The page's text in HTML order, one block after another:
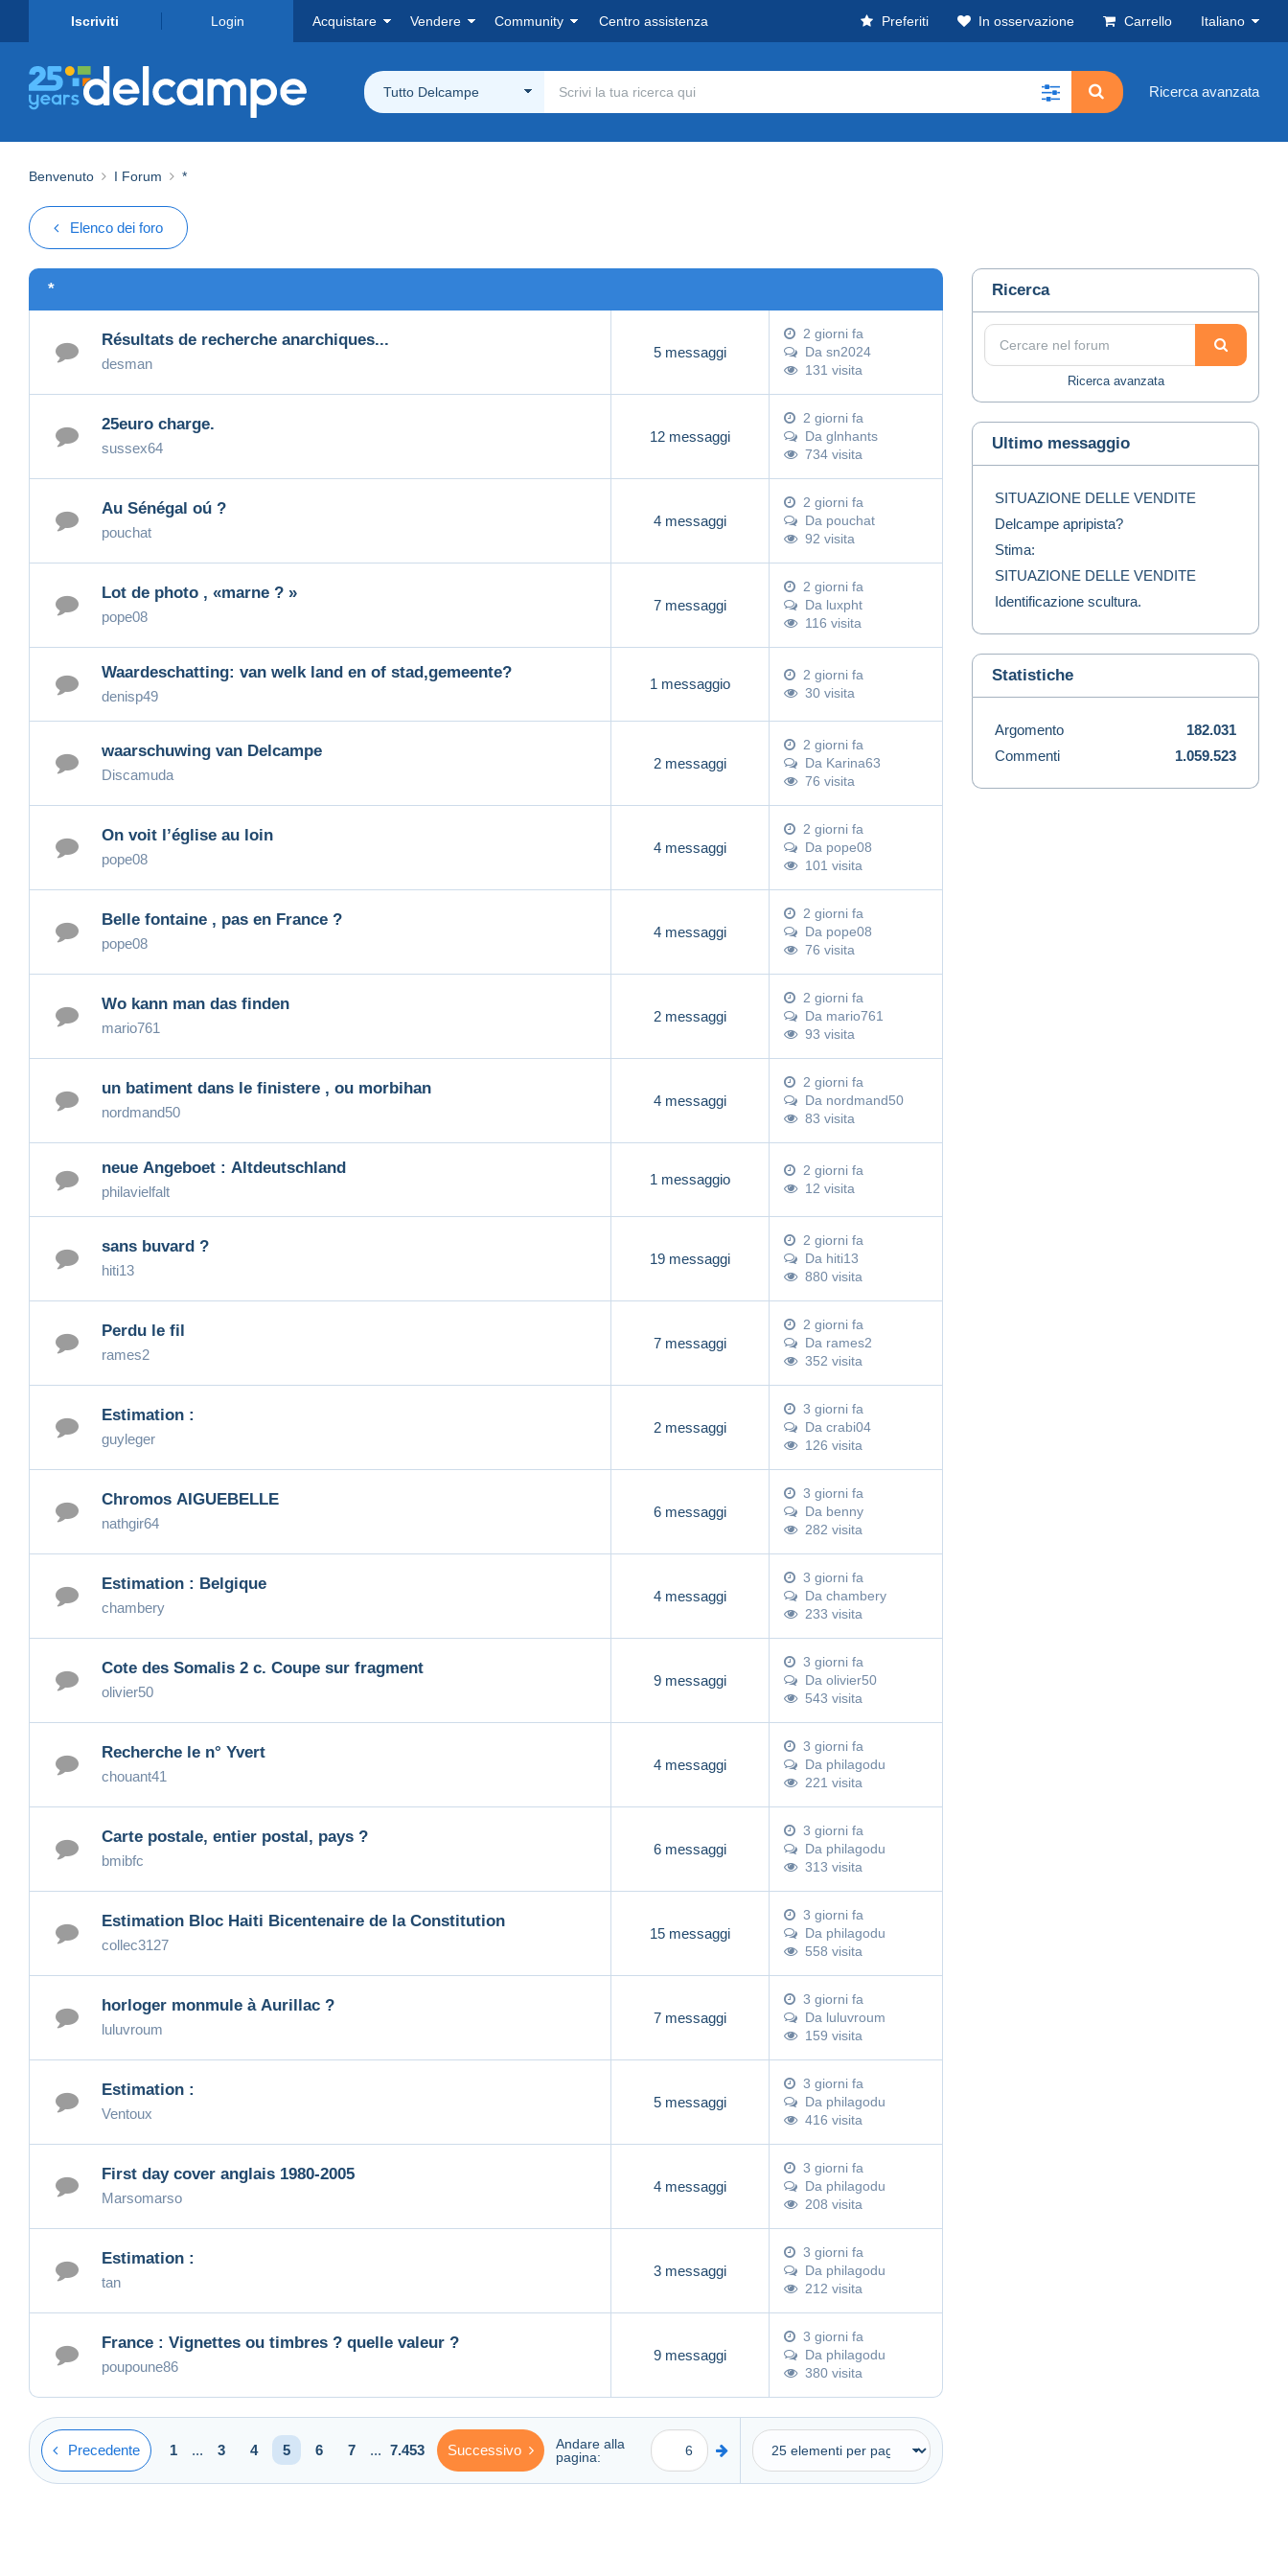
Iscriviti Login Acquistare Vendere Community Centro assistenza Preferiti In osservazione Carrello Italiano
Tutto Delcampe Ricerca avanzata
Benvenuto I Forum *
Elenco dei foro
*
Résultats de recherche anarchiques...
desman
5 messaggi
2 giorni fa
Da sn2024
131 visita
25euro charge.
sussex64
12 messaggi
2 giorni fa
Da glnhants
734 visita
Au Sénégal oú ?
pouchat
4 messaggi
2 giorni fa
Da pouchat
92 visita
Lot de photo , «marne ? »
pope08
7 messaggi
2 giorni fa
Da luxpht
116 visita
Waardeschatting: van welk land en of stad,gemeente?
denisp49
1 messaggio
2 giorni fa
30 visita
waarschuwing van Delcampe
Discamuda
2 messaggi
2 giorni fa
Da Karina63
76 visita
On voit l’église au loin
pope08
4 messaggi
2 giorni fa
Da pope08
101 visita
Belle fontaine , pas en France ?
pope08
4 messaggi
2 giorni fa
Da pope08
76 visita
Wo kann man das finden
mario761
2 messaggi
2 giorni fa
Da mario761
93 visita
un batiment dans le finistere , ou morbihan
nordmand50
4 messaggi
2 giorni fa
Da nordmand50
83 visita
neue Angeboet : Altdeutschland
philavielfalt
1 messaggio
2 giorni fa
12 visita
sans buvard ?
hiti13
19 messaggi
2 giorni fa
Da hiti13
880 visita
Perdu le fil
rames2
7 messaggi
2 giorni fa
Da rames2
352 visita
Estimation :
guyleger
2 messaggi
3 giorni fa
Da crabi04
126 visita
Chromos AIGUEBELLE
nathgir64
6 messaggi
3 giorni fa
Da benny
282 visita
Estimation : Belgique
chambery
4 messaggi
3 giorni fa
Da chambery
233 visita
Cote des Somalis 2 c. Coupe sur fragment
olivier50
9 messaggi
3 giorni fa
Da olivier50
543 visita
Recherche le n° Yvert
chouant41
4 messaggi
3 giorni fa
Da philagodu
221 visita
Carte postale, entier postal, pays ?
bmibfc
6 messaggi
3 giorni fa
Da philagodu
313 visita
Estimation Bloc Haiti Bicentenaire de la Constitution
collec3127
15 messaggi
3 giorni fa
Da philagodu
558 visita
horloger monmule à Aurillac ?
luluvroum
7 messaggi
3 giorni fa
Da luluvroum
159 visita
Estimation :
Ventoux
5 messaggi
3 giorni fa
Da philagodu
416 visita
First day cover anglais 1980-2005
Marsomarso
4 messaggi
3 giorni fa
Da philagodu
208 visita
Estimation :
tan
3 messaggi
3 giorni fa
Da philagodu
212 visita
France : Vignettes ou timbres ? quelle valeur ?
poupoune86
9 messaggi
3 giorni fa
Da philagodu
380 visita
Precedente 1 ... 3 4 5 6 7 ... 7.453 Successivo
Andare alla
pagina:
Ricerca
Ricerca avanzata
Ultimo messaggio
SITUAZIONE DELLE VENDITE
Delcampe apripista?
Stima:
SITUAZIONE DELLE VENDITE
Identificazione scultura.
Statistiche
Argomento
182.031
Commenti
1.059.523